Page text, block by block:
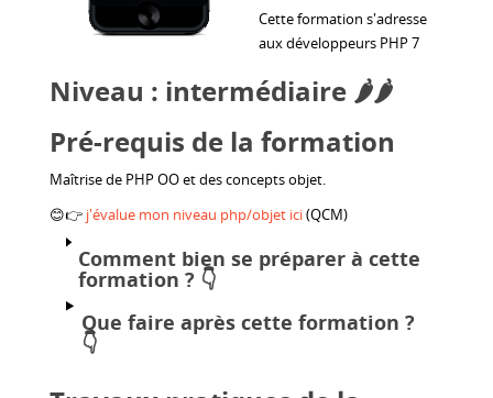
Cette formation s'adresse
aux développeurs PHP 7
Niveau : intermédiaire 🌶️🌶️
Pré-requis de la formation
Maîtrise de PHP OO et des concepts objet.
😊👉 j'évalue mon niveau php/objet ici(QCM)
Comment bien se préparer à cette
formation ? 👇
Que faire après cette formation ?
👇